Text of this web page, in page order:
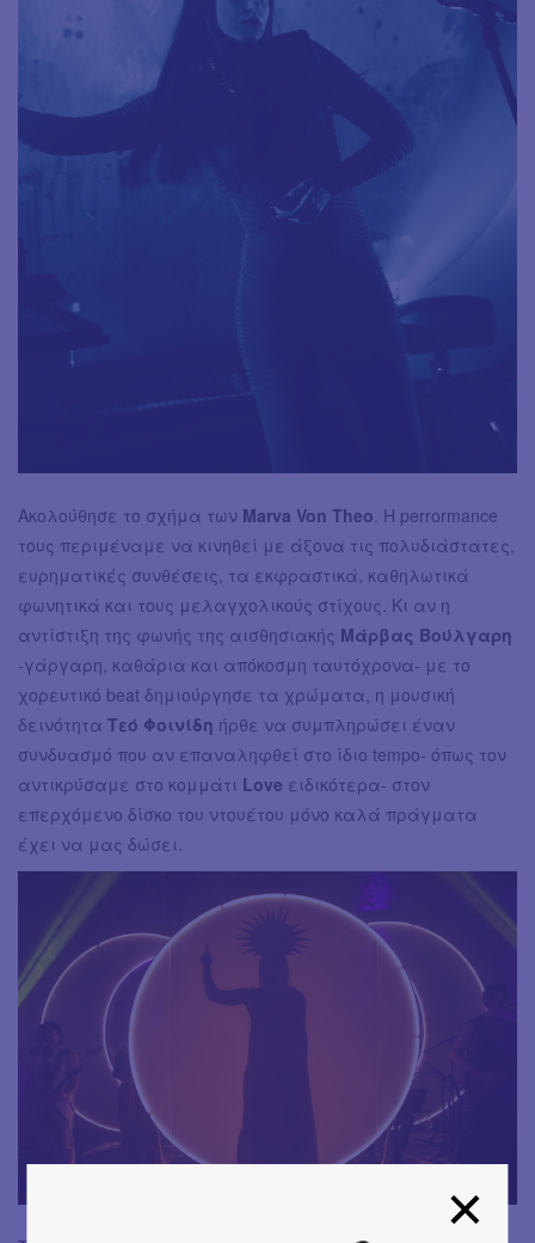
Ακολούθησε το σχήμα των Marva Von Theo . Η perrormance
τους περιμέναμε να κινηθεί με άξονα τις πολυδιάστατες,
ευρηματικές συνθέσεις, τα εκφραστικά, καθηλωτικά
φωνητικά και τους μελαγχολικούς στίχους. Κι αν η
αντίστιξη της φωνής της αισθησιακής Μάρβας Βούλγαρη
-γάργαρη, καθάρια και απόκοσμη ταυτόχρονα- με το
χορευτικό beat δημιούργησε τα χρώματα, η μουσική
δεινότητα Τεό Φοινίδη ήρθε να συμπληρώσει έναν
συνδυασμό που αν επαναληφθεί στο ίδιο tempo- όπως τον
αντικρύσαμε στο κομμάτι Love ειδικότερα- στον
επερχόμενο δίσκο του ντουέτου μόνο καλά πράγματα
έχει να μας δώσει.